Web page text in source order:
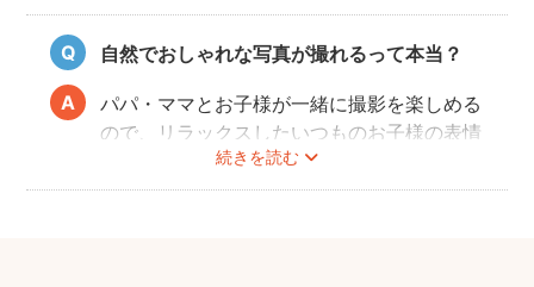
また、撮影中はご家族のペースに合わせなが
ら、周囲や足元に危険なものがないか注意を
呼び掛けながら進行しますのでご安心くださ
い。
自然でおしゃれな写真が撮れるって本当？
続きを読む
パパ・ママとお子様が一緒に撮影を楽しめる
ので、リラックスしたいつものお子様の表情
を撮影できます。
こども・家族撮影に長けたプロカメラマンの